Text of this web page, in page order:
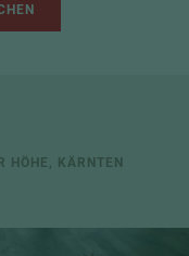
HÖHE, KÄRNTEN